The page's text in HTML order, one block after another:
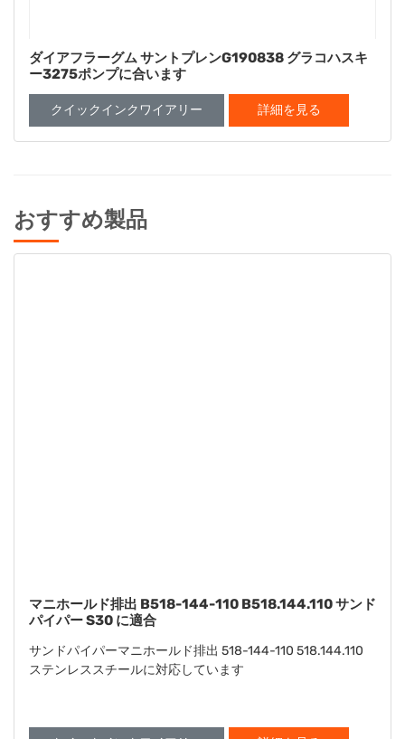
ダイアフラーグム サントプレンG190838 グラコハスキ
ー3275ポンプに合います
クイックインクワイアリー 詳細を見る
おすすめ製品
ワッシャー B901-022-115 B901.022.115 サンドパイ
パー S15 S20 に合います
Sandpiper S15 S20 Washer対応 901-022-115 901.022.115